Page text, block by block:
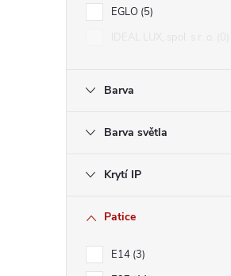
EGLO 5
Barva
Barva světla
Krytí IP
Patice
E14 3